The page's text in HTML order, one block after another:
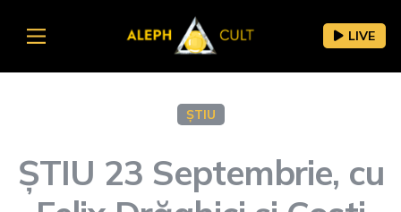
LIVE
ȘTIU
ȘTIU 23 Septembrie, cu